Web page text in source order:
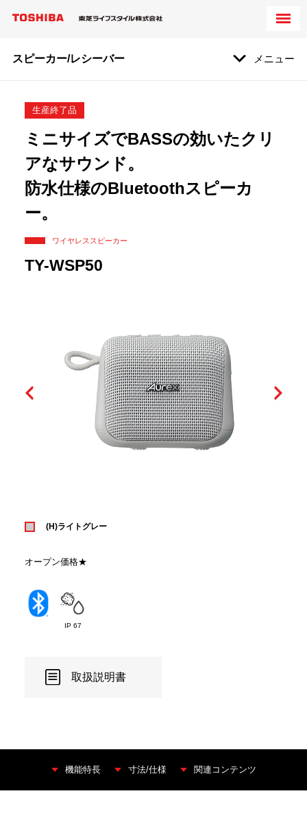
スピーカー/レシーバー メニュー
生産終了品
ミニサイズでBASSの効いたクリ
アなサウンド。
防水仕様のBluetoothスピーカ
ー。
ワイヤレススピーカー
TY-WSP50
(H)ライトグレー
オープン価格★
IP 67
取扱説明書
機能特長 寸法/仕様 関連コンテンツ